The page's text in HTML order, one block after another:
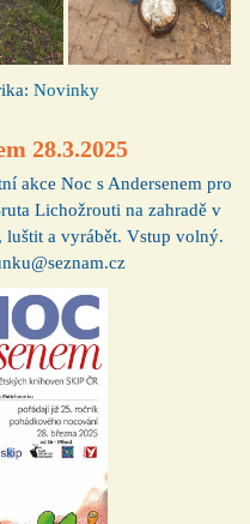
Novinky
28.3.2025
akce Noc s Andersenem pro
Lichožrouti na zahradě v
luštit a vyrábět. Vstup volný.